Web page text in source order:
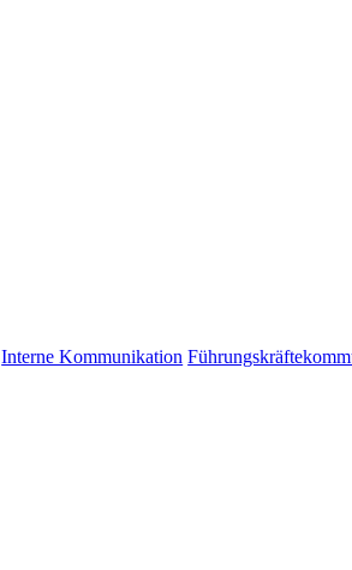
Interne Kommunikation